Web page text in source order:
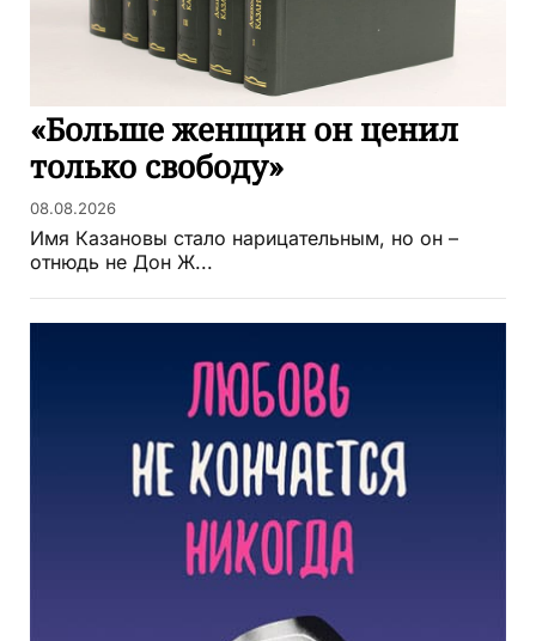
«Больше женщин он ценил
только свободу»
08.08.2026
Имя Казановы стало нарицательным, но он –
отнюдь не Дон Ж...